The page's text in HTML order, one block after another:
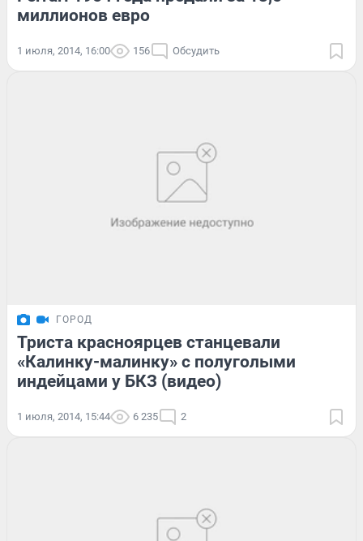
миллионов евро
1 июля, 2014, 16:00 156 Обсудить
ГОРОД
Триста красноярцев станцевали
«Калинку-малинку» с полуголыми
индейцами у БКЗ (видео)
1 июля, 2014, 15:44 6 235 2